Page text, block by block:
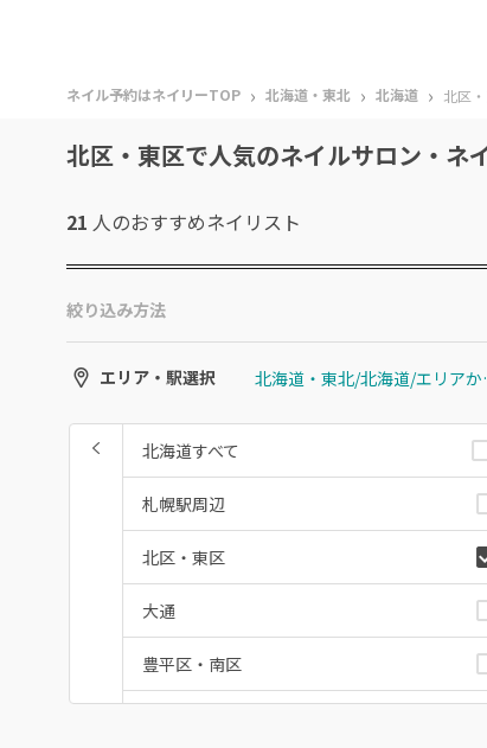
ネイル予約はネイリーTOP › 北海道・東北 › 北海道 › 北区
北区・東区で人気のネイルサロン・ネ
21 人のおすすめネイリスト
絞り込み方法
エリア・駅選択 北海道
北海道すべて
札幌駅周辺
北区・東区
大通
豊平区・南区